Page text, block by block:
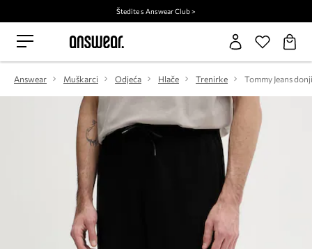
Štedite s Answear Club >
Answear Muškarci Odjeća Hlače Trenirke